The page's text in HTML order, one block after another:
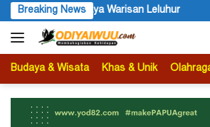
Langsung
ke
konten
Breaking NewsPartai NasDem Serius Dorong
Budaya & Wisata Khas & Unik